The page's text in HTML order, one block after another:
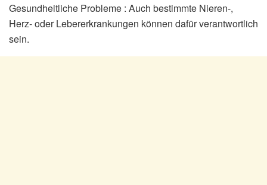
Gesundheitliche Probleme : Auch bestimmte Nieren-,
Herz- oder Lebererkrankungen können dafür verantwortlich
sein.